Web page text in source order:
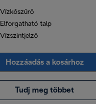
Vízkőszűrő
Elforgatható talp
Vízszintjelző
Hozzáadás a kosárhoz
Tudj meg többet